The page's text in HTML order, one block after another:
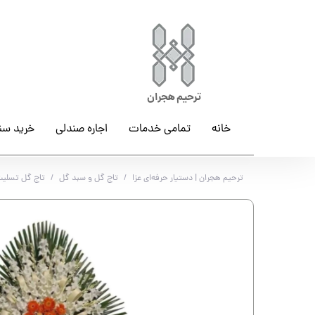
ترحیم هجران
خانه تمامی خدمات اجاره صندلی خرید
ترحیم هجران | دستیار حرفه‌ای عزا تاج گل و سبد گل تاج گل